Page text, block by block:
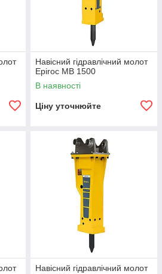
Навісний гідравлічний молот
Epiroc MB 1500
В наявності
Ціну уточнюйте
Навісний гідравлічний молот